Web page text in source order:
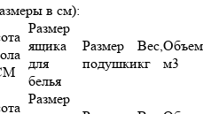
в см):
Размер
ящика
для
белья
Размер
подушки
Вес,
кг
Объем
м3
Размер